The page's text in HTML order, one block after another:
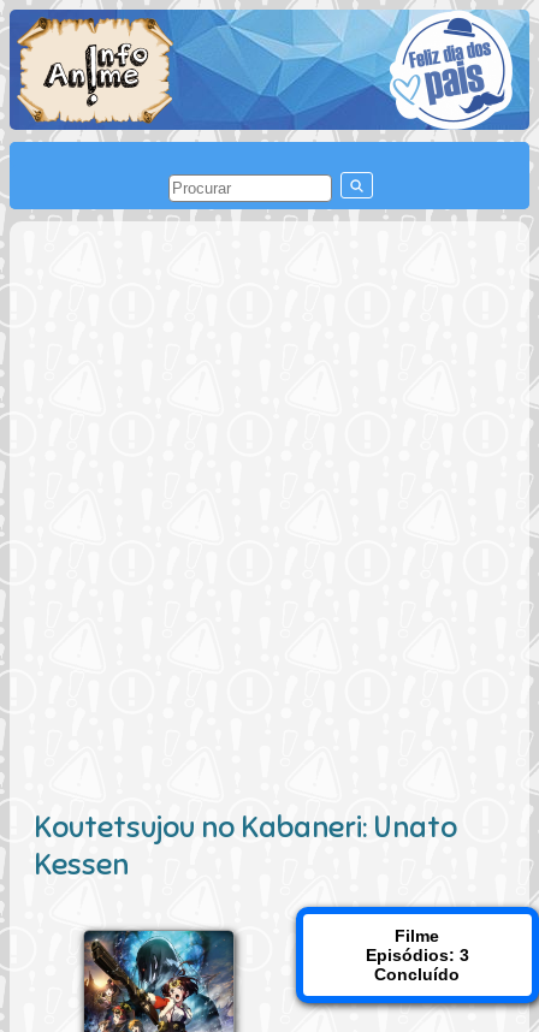
Koutetsujou no Kabaneri: Unato
Kessen
Filme
Episódios: 3
Concluído